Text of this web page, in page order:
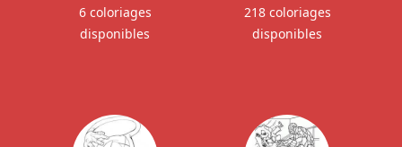
6 coloriages
disponibles
218 coloriages
disponibles